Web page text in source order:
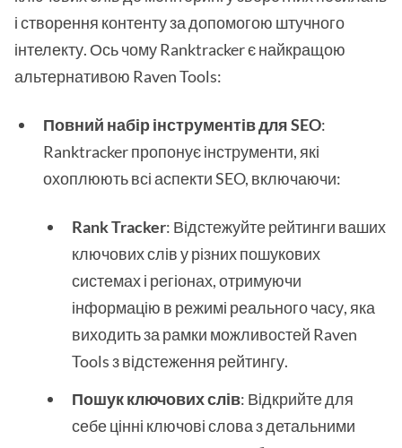
і створення контенту за допомогою штучного
інтелекту. Ось чому Ranktracker є найкращою
альтернативою Raven Tools:
Повний набір інструментів для SEO:
Ranktracker пропонує інструменти, які
охоплюють всі аспекти SEO, включаючи:
Rank Tracker: Відстежуйте рейтинги ваших
ключових слів у різних пошукових
системах і регіонах, отримуючи
інформацію в режимі реального часу, яка
виходить за рамки можливостей Raven
Tools з відстеження рейтингу.
Пошук ключових слів: Відкрийте для
себе цінні ключові слова з детальними